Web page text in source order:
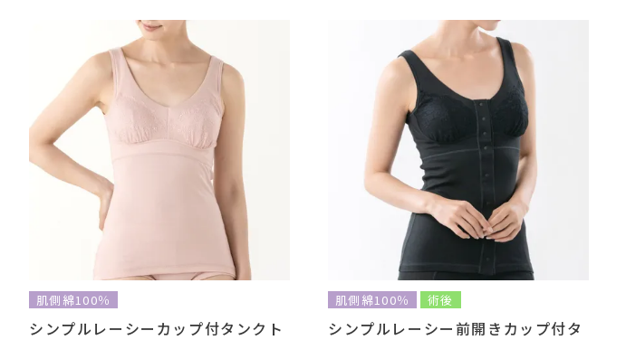
肌側綿100％
シンプルレーシーカップ付タンクト
肌側綿100％ 術後
シンプルレーシー前開きカップ付タ